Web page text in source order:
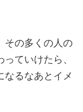
その多くの人の
ていけたら、
なるなあとイメ